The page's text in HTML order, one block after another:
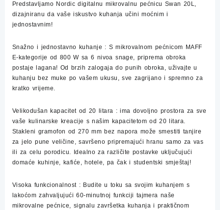
Predstavljamo Nordic digitalnu mikrovalnu pećnicu Swan 20L,
dizajniranu da vaše iskustvo kuhanja učini moćnim i
jednostavnim!
Snažno i jednostavno kuhanje : S mikrovalnom pećnicom MAFF
E-kategorije od 800 W sa 6 nivoa snage, priprema obroka
postaje lagana! Od brzih zalogaja do punih obroka, uživajte u
kuhanju bez muke po vašem ukusu, sve zagrijano i spremno za
kratko vrijeme.
Velikodušan kapacitet od 20 litara : ima dovoljno prostora za sve
vaše kulinarske kreacije s našim kapacitetom od 20 litara.
Stakleni gramofon od 270 mm bez napora može smestiti tanjire
za jelo pune veličine, savršeno pripremajući hranu samo za vas
ili za celu porodicu. Idealno za različite postavke uključujući
domaće kuhinje, kafiće, hotele, pa čak i studentski smještaj!
Visoka funkcionalnost: Budite u toku sa svojim kuhanjem s
lakoćom zahvaljujući 60-minutnoj funkciji tajmera naše
mikrovalne pećnice, signalu završetka kuhanja i praktičnom